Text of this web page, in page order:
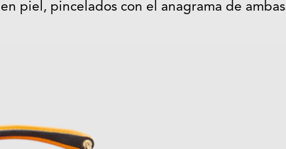
piel, pincelados con el anagrama de ambas